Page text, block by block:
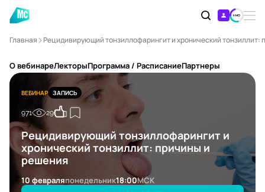
Главная Рецидивирующий тонзиллофарингит и хронический тонзиллит:
О вебинареЛекторыПрограмма / РасписаниеПартнеры
ВЕБИНАР ЗАПИСЬ
971 29
Рецидивирующий тонзиллофарингит и
хронический тонзиллит: причины и
решения
10 февраляпонедельник18:00МСК